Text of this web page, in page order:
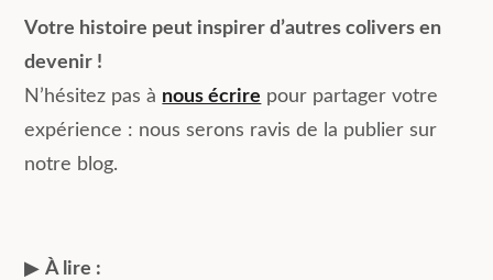
Votre histoire peut inspirer d’autres colivers en
devenir !
N’hésitez pas à nous écrire pour partager votre
expérience : nous serons ravis de la publier sur
notre blog.
▶︎À lire :